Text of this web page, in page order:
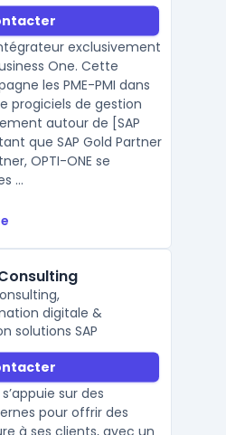
exclusivement
One. Cette
les PME-PMI dans
progiciels de gestion
autour de [SAP
que SAP Gold Partner
OPTI-ONE se
...
digitale &
solutions SAP
sur des
pour offrir des
à ses clients, avec un